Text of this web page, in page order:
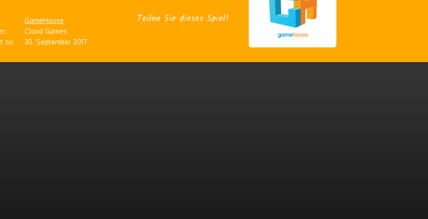
GameHouse
Cloud Games
zu:
30. September 2017
Teilen Sie dieses Spiel!